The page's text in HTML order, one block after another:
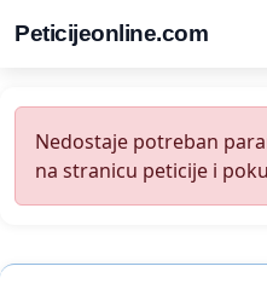
Peticijeonline.com
Nedostaje potreban
na stranicu peticije i